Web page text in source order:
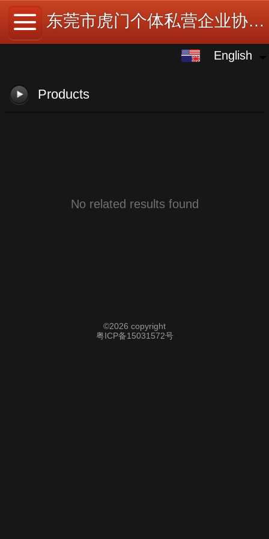
东莞市虎门个体私营企业协会官网
English
English
Products
No related results found
©2026 copyright
粤ICP备15031572号